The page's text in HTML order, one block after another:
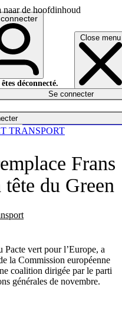
naar de hoofdinhoud
Close menu
déconnecté.
Se connecter
Frans
du Green
Pacte vert pour l’Europe, a
la Commission européenne
coalition dirigée par le parti
générales de novembre.
TRANSPORT